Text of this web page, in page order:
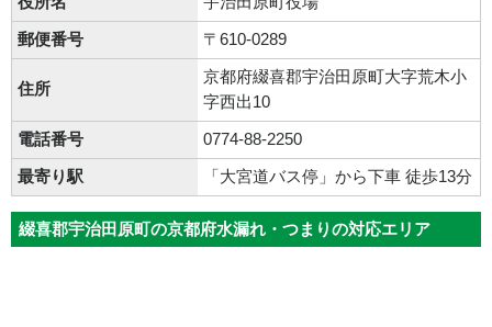
郵便番号 〒610-0289
住所
京都府綴喜郡宇治田原町大字荒木小
字西出10
電話番号 0774-88-2250
最寄り駅 「大宮道バス停」から下車 徒歩13分
綴喜郡宇治田原町の京都府水漏れ・つまりの対応エリア